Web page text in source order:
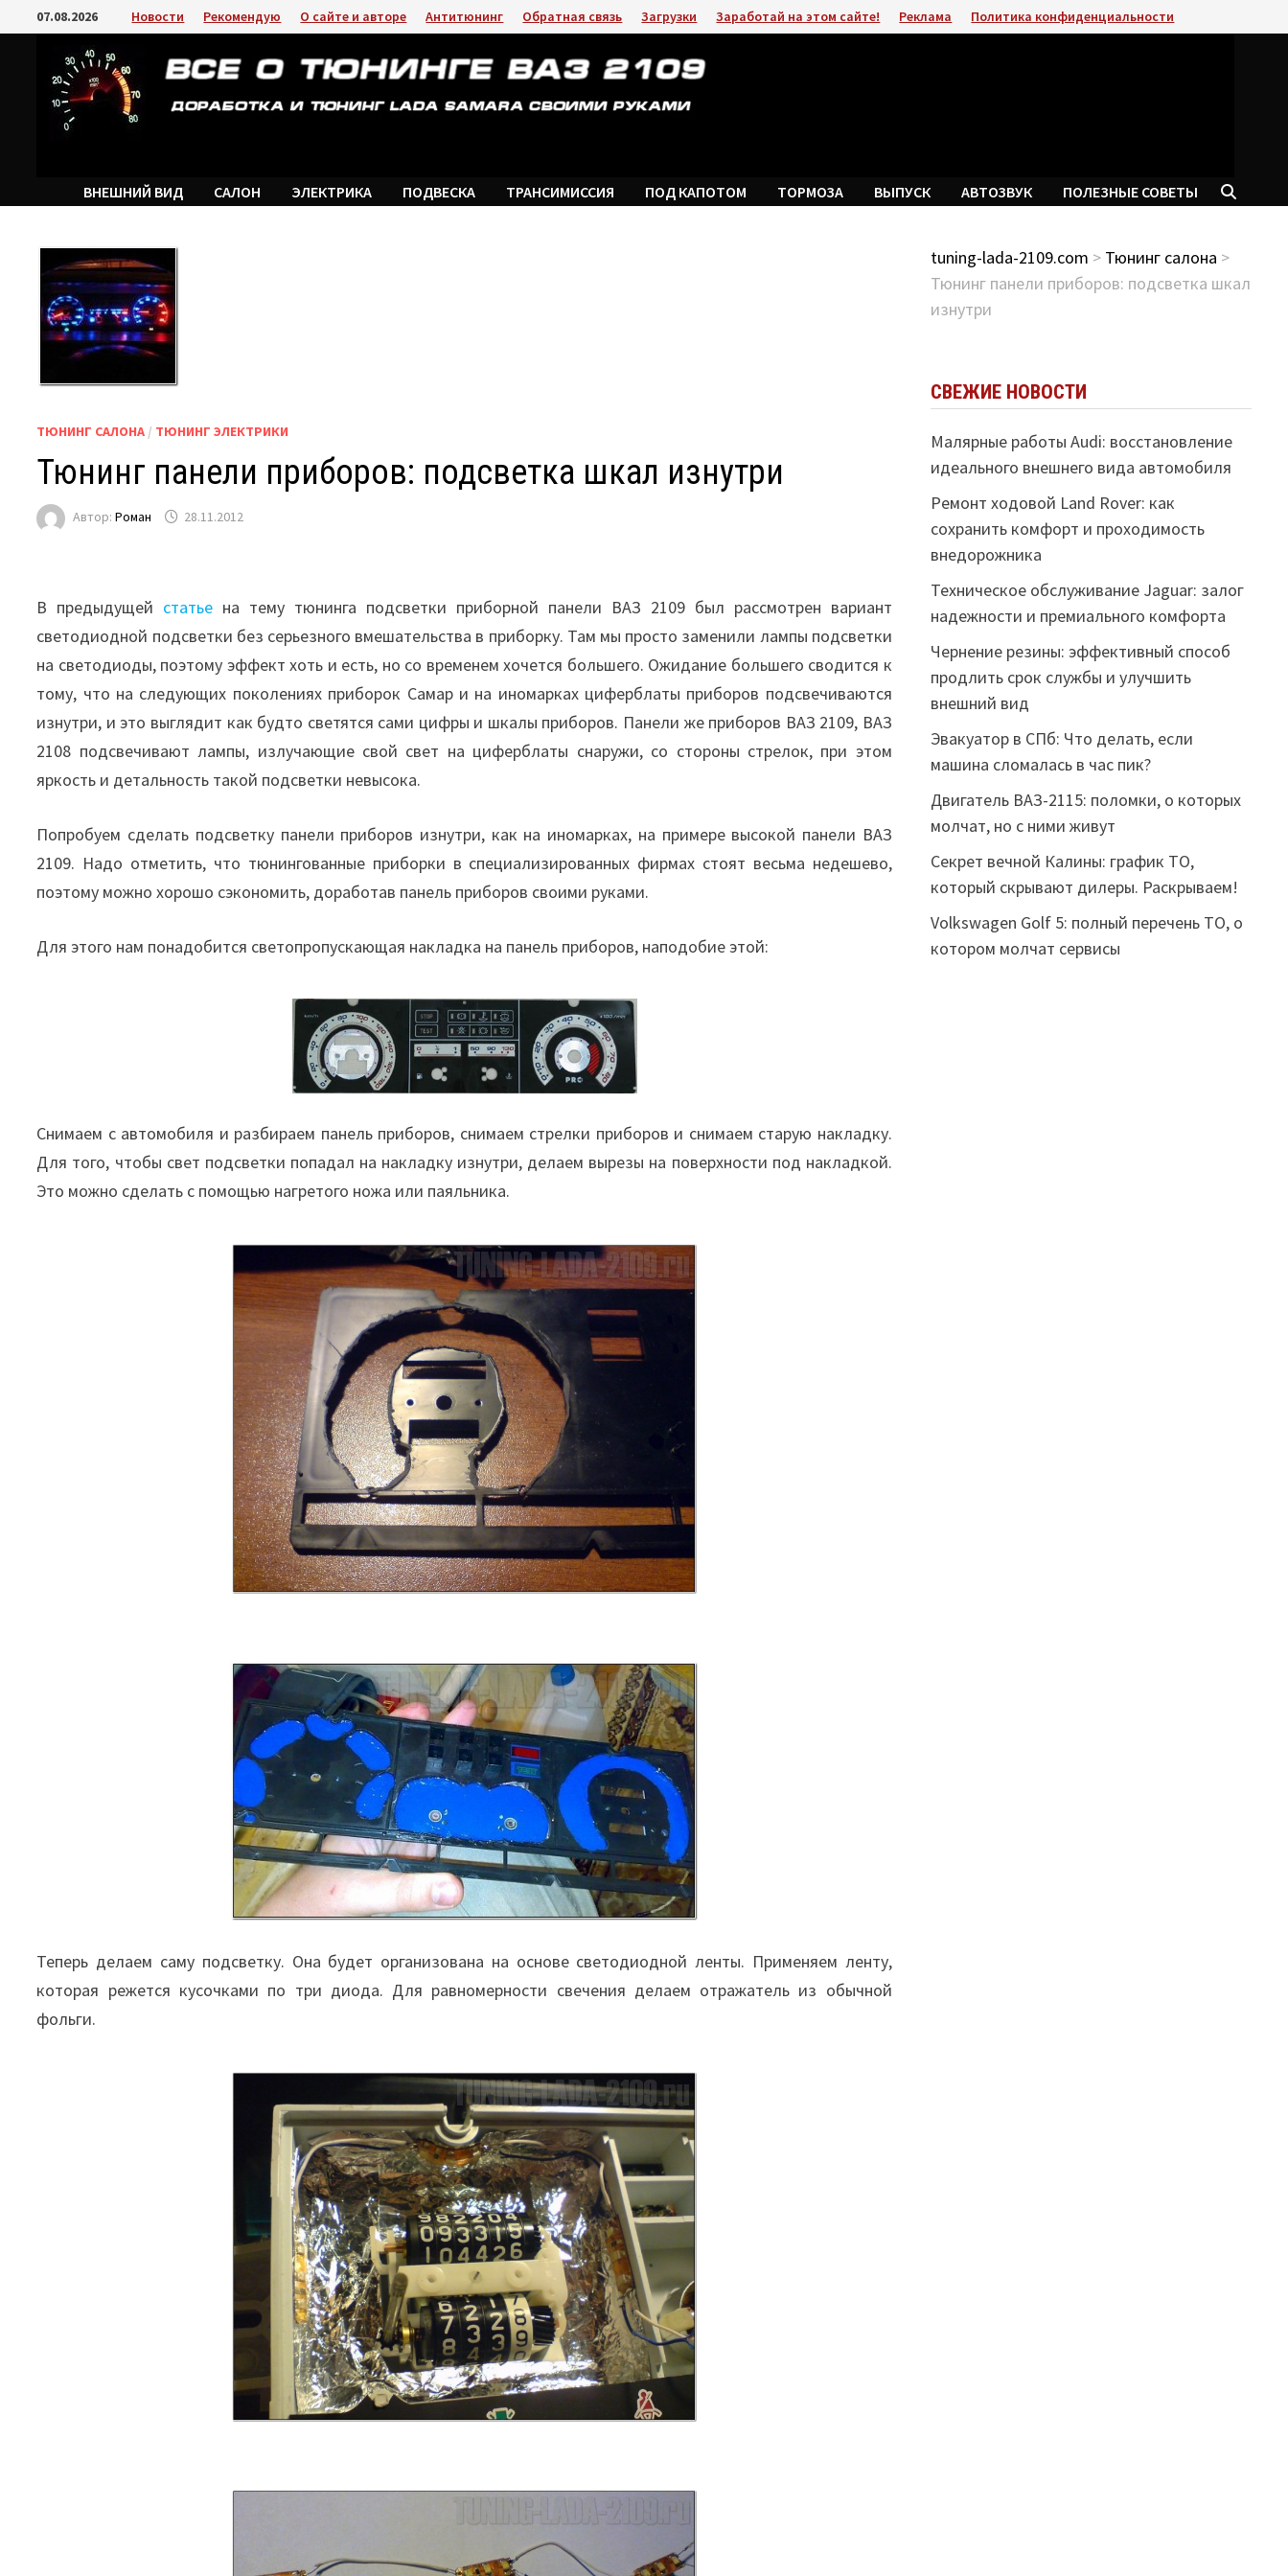
Перейти
к
содержимому
07.08.2026 Новости Рекомендую О сайте и авторе Антитюнинг Обратная связь Загрузки Заработай на этом сайте! Реклама Политика конфиденциальности
ВНЕШНИЙ ВИД САЛОН ЭЛЕКТРИКА ПОДВЕСКА ТРАНСИМИССИЯ ПОД КАПОТОМ ТОРМОЗА ВЫПУСК АВТОЗВУК ПОЛЕЗНЫЕ СОВЕТЫ
ТЮНИНГ САЛОНА / ТЮНИНГ ЭЛЕКТРИКИ
Тюнинг панели приборов: подсветка шкал изнутри
Автор:Роман 28.11.2012
В предыдущей статье на тему тюнинга подсветки приборной панели ВАЗ 2109 был рассмотрен вариант
светодиодной подсветки без серьезного вмешательства в приборку. Там мы просто заменили лампы подсветки
на светодиоды, поэтому эффект хоть и есть, но со временем хочется большего. Ожидание большего сводится к
тому, что на следующих поколениях приборок Самар и на иномарках циферблаты приборов подсвечиваются
изнутри, и это выглядит как будто светятся сами цифры и шкалы приборов. Панели же приборов ВАЗ 2109, ВАЗ
2108 подсвечивают лампы, излучающие свой свет на циферблаты снаружи, со стороны стрелок, при этом
яркость и детальность такой подсветки невысока.
Попробуем сделать подсветку панели приборов изнутри, как на иномарках, на примере высокой панели ВАЗ
2109. Надо отметить, что тюнингованные приборки в специализированных фирмах стоят весьма недешево,
поэтому можно хорошо сэкономить, доработав панель приборов своими руками.
Для этого нам понадобится светопропускающая накладка на панель приборов, наподобие этой:
Снимаем с автомобиля и разбираем панель приборов, снимаем стрелки приборов и снимаем старую накладку.
Для того, чтобы свет подсветки попадал на накладку изнутри, делаем вырезы на поверхности под накладкой.
Это можно сделать с помощью нагретого ножа или паяльника.
Теперь делаем саму подсветку. Она будет организована на основе светодиодной ленты. Применяем ленту,
которая режется кусочками по три диода. Для равномерности свечения делаем отражатель из обычной
фольги.
tuning-lada-2109.com > Тюнинг салона >
Тюнинг панели приборов: подсветка шкал
изнутри
СВЕЖИЕ НОВОСТИ
Малярные работы Audi: восстановление
идеального внешнего вида автомобиля
Ремонт ходовой Land Rover: как
сохранить комфорт и проходимость
внедорожника
Техническое обслуживание Jaguar: залог
надежности и премиального комфорта
Чернение резины: эффективный способ
продлить срок службы и улучшить
внешний вид
Эвакуатор в СПб: Что делать, если
машина сломалась в час пик?
Двигатель ВАЗ-2115: поломки, о которых
молчат, но с ними живут
Секрет вечной Калины: график ТО,
который скрывают дилеры. Раскрываем!
Volkswagen Golf 5: полный перечень ТО, о
котором молчат сервисы